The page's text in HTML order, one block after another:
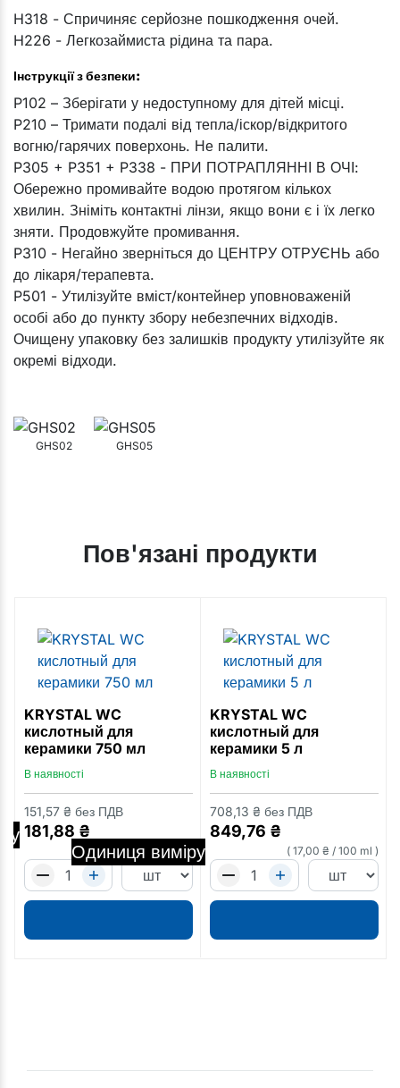
H318 - Спричиняє серйозне пошкодження очей.
H226 - Легкозаймиста рідина та пара.
Інструкції з безпеки:
P102 – Зберігати у недоступному для дітей місці.
P210 – Тримати подалі від тепла/іскор/відкритого
вогню/гарячих поверхонь. Не палити.
P305 + P351 + P338 - ПРИ ПОТРАПЛЯННІ В ОЧІ:
Обережно промивайте водою протягом кількох
хвилин. Зніміть контактні лінзи, якщо вони є і їх легко
зняти. Продовжуйте промивання.
P310 - Негайно зверніться до ЦЕНТРУ ОТРУЄНЬ або
до лікаря/терапевта.
P501 - Утилізуйте вміст/контейнер уповноваженій
особі або до пункту збору небезпечних відходів.
Очищену упаковку без залишків продукту утилізуйте як
окремі відходи.
GHS02 GHS05
Пов'язані продукти
KRYSTAL WC
кислотный для
керамики 750 мл
В наявності
181,88 ₴
151,57 ₴ без ПДВ
24,19 ₴/100 ml
KRYSTAL WC
кислотный для
керамики 5 л
В наявності
849,76 ₴
708,13 ₴ без ПДВ
17,00 ₴ /100 ml
Кількість
Одиниця виміру